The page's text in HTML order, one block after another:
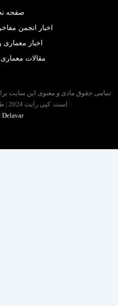
صفحه نخست
اخبار انجمن مفاخر
اخبار معماری و
مقالات معماری و
حقوق مادی و معنوی این سایت برای
است. کپی رایت 2024 | طراحی و توسعه توسط
Amin Delavar